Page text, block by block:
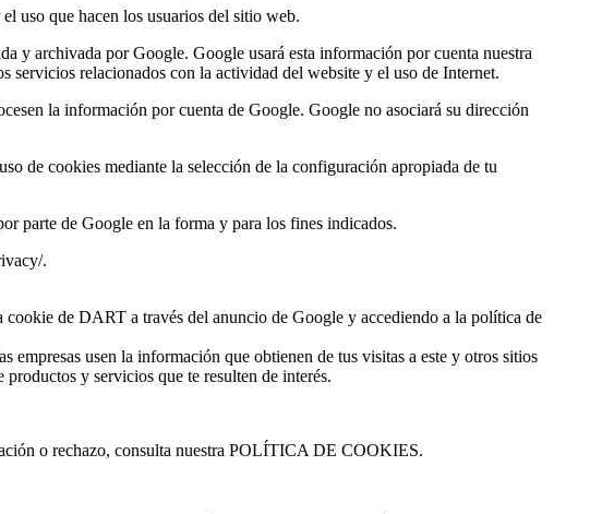
uso que hacen los usuarios del sitio web.
y archivada por Google. Google usará esta información por cuenta nuestra
servicios relacionados con la actividad del website y el uso de Internet.
la información por cuenta de Google. Google no asociará su dirección
de cookies mediante la selección de la configuración apropiada de tu
parte de Google en la forma y para los fines indicados.
.
de DART a través del anuncio de Google y accediendo a la política de
usen la información que obtienen de tus visitas a este y otros sitios
y servicios que te resulten de interés.
o rechazo, consulta nuestra POLÍTICA DE COOKIES.